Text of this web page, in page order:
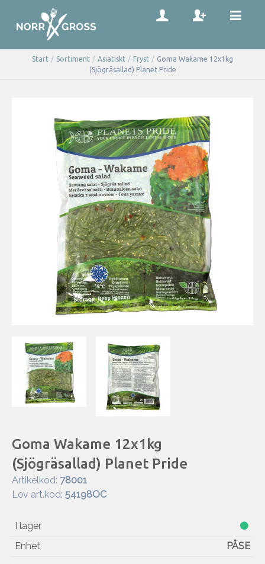
Start / Sortiment / Asiatiskt / Fryst / Goma Wakame 12x1kg
(Sjögräsallad) Planet Pride
Goma Wakame 12x1kg
(Sjögräsallad) Planet Pride
Artikelkod: 78001
Lev art.kod: 54198OC
I lager
Enhet
PÅSE